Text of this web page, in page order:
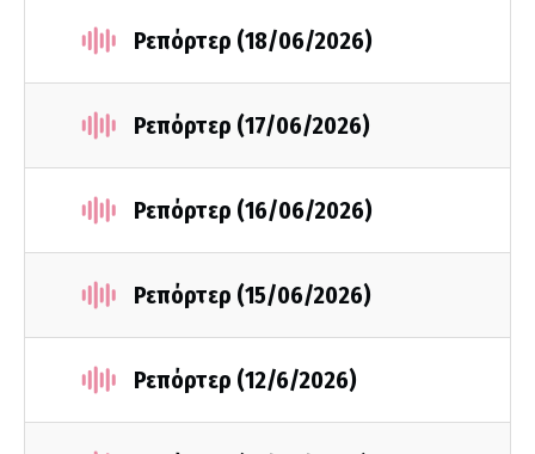
Ρεπόρτερ (18/06/2026)
Ρεπόρτερ (17/06/2026)
Ρεπόρτερ (16/06/2026)
Ρεπόρτερ (15/06/2026)
Ρεπόρτερ (12/6/2026)